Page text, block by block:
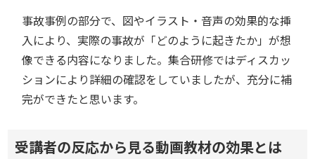
事故事例の部分で、図やイラスト・音声の効果的な挿
入により、実際の事故が「どのように起きたか」が想
像できる内容になりました。集合研修ではディスカッ
ションにより詳細の確認をしていましたが、充分に補
完ができたと思います。
受講者の反応から見る動画教材の効果とは